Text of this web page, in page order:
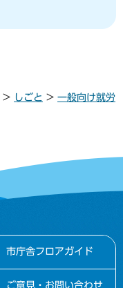
> しごと > 一般向け就労
市庁舎フロアガイド
ご意見・お問い合わせ